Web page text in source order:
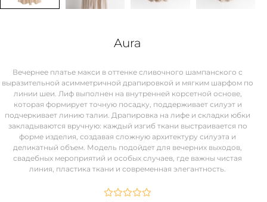
Aura
Вечернее платье макси в оттенке сливочного шампанского с
выразительной асимметричной драпировкой и мягким шарфом по
линии шеи. Лиф выполнен на внутренней корсетной основе,
которая формирует точную посадку, поддерживает силуэт и
подчеркивает линию талии. Драпировка на лифе и складки юбки
закладываются вручную: каждый изгиб ткани выстраивается по
форме изделия, создавая сложную архитектуру силуэта и
деликатный объем. Модель подойдет для вечерних выходов,
свадебных мероприятий и особых случаев, где важны чистая
линия, пластика ткани и современная элегантность.